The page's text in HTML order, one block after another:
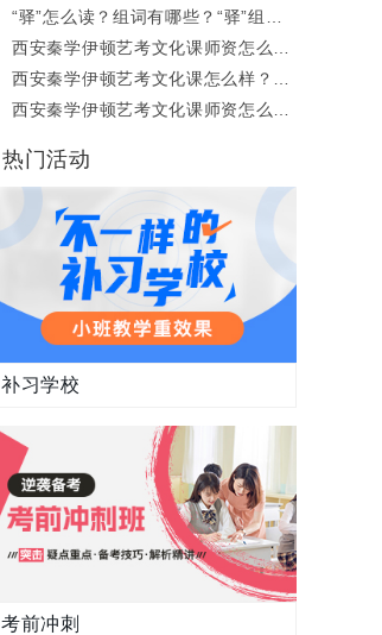
“驿”怎么读？组词有哪些？“驿”组词
造句有哪些？
西安秦学伊顿艺考文化课师资怎么
样？专业补习机构如何帮艺考生提
分？
西安秦学伊顿艺考文化课怎么样？艺
考生文化课报考的3大难点
西安秦学伊顿艺考文化课师资怎么
热门活动
补习学校
考前冲刺